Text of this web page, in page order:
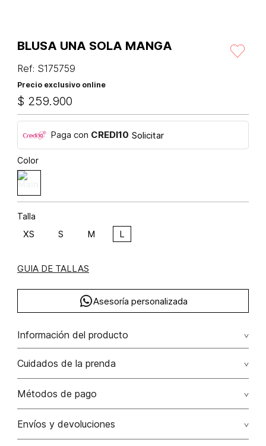
BLUSA UNA SOLA MANGA
Ref: S175759
Precio exclusivo online
$ 259.900
Paga con CREDI10 Solicitar
Color
Talla
XS S M L
GUIA DE TALLAS
Asesoría personalizada
Información del producto
M33-elegancia artesanal lyocell 77% algodón 23% 77.00%
lyocell/lyocell23.00% algodón/cotton
Cuidados de la prenda
Lavado profesional en húmedo (w) planchar con vapor
No lavar
Métodos de pago
Tarjetas de crédito: Visa, Dinners, Master Card y American
Envíos y devoluciones